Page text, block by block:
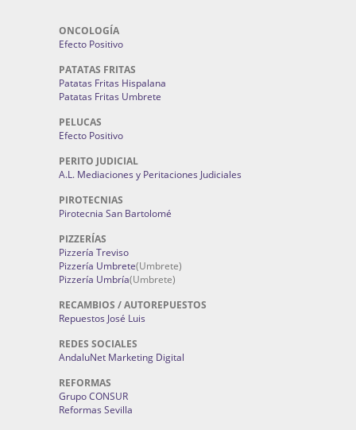
ONCOLOGÍA
Efecto Positivo
PATATAS FRITAS
Patatas Fritas Hispalana
Patatas Fritas Umbrete
PELUCAS
Efecto Positivo
PERITO JUDICIAL
A.L. Mediaciones y Peritaciones Judiciales
PIROTECNIAS
Pirotecnia San Bartolomé
PIZZERÍAS
Pizzería Treviso
Pizzería Umbrete(Umbrete)
Pizzería Umbría(Umbrete)
RECAMBIOS / AUTOREPUESTOS
Repuestos José Luis
REDES SOCIALES
AndaluNet Marketing Digital
REFORMAS
Grupo CONSUR
Reformas Sevilla